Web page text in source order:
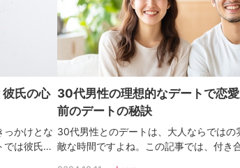
氏の心
っかけとな
は彼氏の
30代男性の理想的なデートで恋
前のデートの秘訣
30代男性とのデートは、大人ならではの
敵な時間ですよね。この記事では、付き